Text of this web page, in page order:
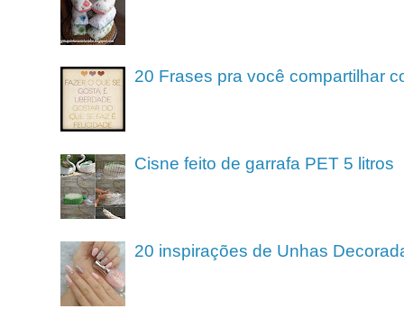
20 Frases pra você compartilhar
Cisne feito de garrafa PET 5 litros
20 inspirações de Unhas